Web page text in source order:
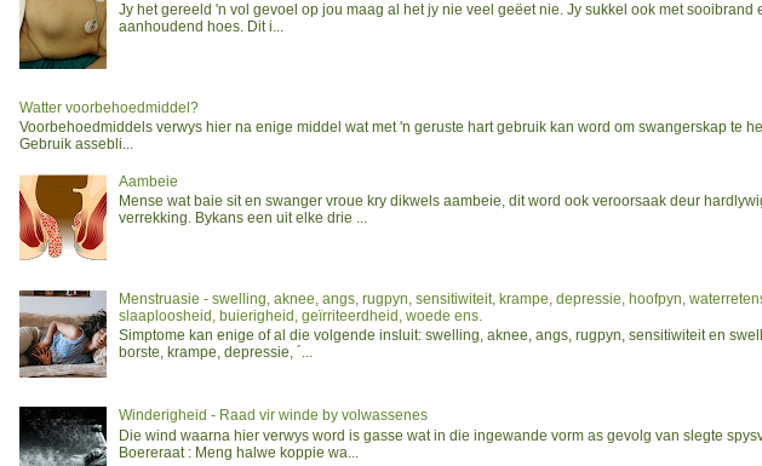
Jy het gereeld 'n vol gevoel op jou maag al het jy nie veel geëet nie. Jy sukkel ook met sooibrand
aanhoudend hoes. Dit i...
Watter voorbehoedmiddel?
Voorbehoedmiddels verwys hier na enige middel wat met 'n geruste hart gebruik kan word om swangerskap te
Gebruik assebli...
Aambeie
Mense wat baie sit en swanger vroue kry dikwels aambeie, dit word ook veroorsaak deur
verrekking. Bykans een uit elke drie ...
Menstruasie - swelling, aknee, angs, rugpyn, sensitiwiteit, krampe, depressie, hoofpyn,
slaaploosheid, buierigheid, geïrriteerdheid, woede ens.
Simptome kan enige of al die volgende insluit: swelling, aknee, angs, rugpyn, sensitiwiteit en
borste, krampe, depressie, ´...
Winderigheid - Raad vir winde by volwassenes
Die wind waarna hier verwys word is gasse wat in die ingewande vorm as gevolg van slegte
Boereraat : Meng halwe koppie wa...